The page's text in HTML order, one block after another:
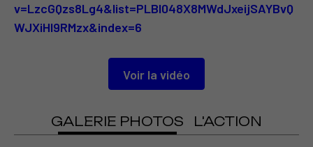
v=LzcGQzs8Lg4&list=PLBl048X8MWdJxeijSAYBvQ
WJXiHl9RMzx&index=6
Voir la vidéo
GALERIE PHOTOS L'ACTION